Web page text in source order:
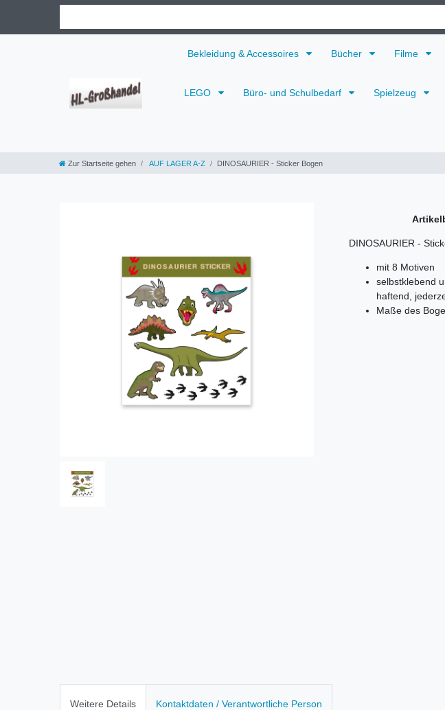
Bekleidung & Accessoires Bücher Filme
LEGO Büro- und Schulbedarf Spielzeug
Zur Startseite gehen AUF LAGER A-Z DINOSAURIER - Sticker Bogen
DINOSAURIER -
mit 8 Motiven
selbstklebend
haftend,
Maße des
Weitere Details Kontaktdaten / Verantwortliche Person